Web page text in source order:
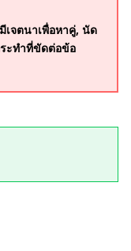
เจตนาเพื่อหาคู่, นัด
ะทำที่ขัดต่อข้อ